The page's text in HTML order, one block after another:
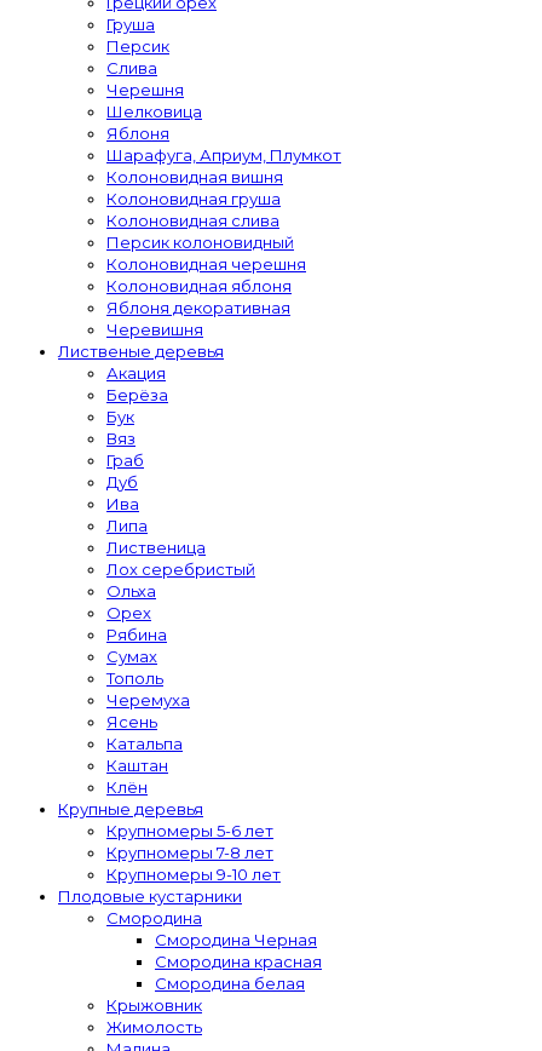
Груша
Персик
Слива
Черешня
Шелковица
Яблоня
Шарафуга, Априум, Плумкот
Колоновидная вишня
Колоновидная груша
Колоновидная слива
Персик колоновидный
Колоновидная черешня
Колоновидная яблоня
Яблоня декоративная
Черевишня
Лиственые деревья
Акация
Берёза
Бук
Вяз
Граб
Дуб
Ива
Липа
Лиственица
Лох серебристый
Ольха
Орех
Рябина
Сумах
Тополь
Черемуха
Ясень
Катальпа
Каштан
Клён
Крупные деревья
Крупномеры 5-6 лет
Крупномеры 7-8 лет
Крупномеры 9-10 лет
Плодовые кустарники
Смородина
Смородина Черная
Смородина красная
Смородина белая
Крыжовник
Жимолость